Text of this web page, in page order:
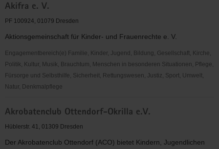
Dresden
e.V.
Akifra e. V.
PF 100924, 01079 Dresden
Aktionsgemeinschaft für Kinder- und Frauenrechte e. V.
Engagementbereich(e) Familie, Kinder, Jugend, Bildung, Gesellschaft, Kirche,
Politik, Kultur, Musik, Brauchtum, Menschen in besonderen Situationen, Pflege,
Fürsorge und Selbsthilfe, Sicherheit, Rettungswesen, Justiz, Sport, Umwelt,
Natur, Denkmalpflege
e.
V.
Akrobatenclub Ottendorf-Okrilla e.V.
Hüblerstr. 41, 01309 Dresden
Der Akrobatenclub Ottendorf (ACO) bietet Kindern, Jugendlichen